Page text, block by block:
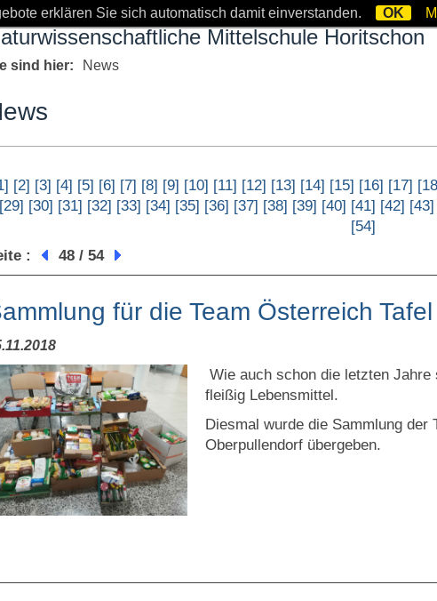
Mittelschule Horitschon
sind hier: News
[2] [3] [4] [5] [6] [7] [8] [9] [10] [11] [12] [13] [14] [15] [16] [17]
[29] [30] [31] [32] [33] [34] [35] [36] [37] [38] [39] [40] [41] [42] [43]
[54]
:
48 / 54
für die Team Österreich Tafel
Wie auch schon die letzten
fleißig Lebensmittel.
Diesmal wurde die Sammlung der
Oberpullendorf übergeben.
erklären Sie sich automatisch damit einverstanden. OK